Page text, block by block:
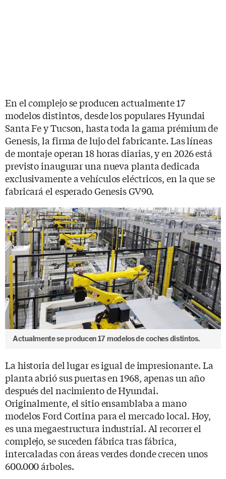
En el complejo se producen actualmente 17
modelos distintos, desde los populares Hyundai
Santa Fe y Tucson, hasta toda la gama prémium de
Genesis, la firma de lujo del fabricante. Las líneas
de montaje operan 18 horas diarias, y en 2026 está
previsto inaugurar una nueva planta dedicada
exclusivamente a vehículos eléctricos, en la que se
fabricará el esperado Genesis GV90.
Actualmente se producen 17 modelos de coches distintos.
La historia del lugar es igual de impresionante. La
planta abrió sus puertas en 1968, apenas un año
después del nacimiento de Hyundai.
Originalmente, el sitio ensamblaba a mano
modelos Ford Cortina para el mercado local. Hoy,
es una megaestructura industrial. Al recorrer el
complejo, se suceden fábrica tras fábrica,
intercaladas con áreas verdes donde crecen unos
600.000 árboles.